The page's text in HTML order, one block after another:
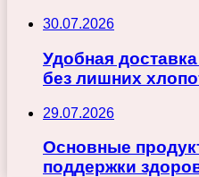
30.07.2026
Удобная
без лишних
29.07.2026
Основные
поддержки